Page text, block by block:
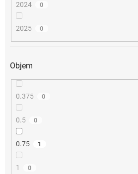
2024 0
2025 0
Objem
0.375 0
0.5 0
0.75 1
1 0